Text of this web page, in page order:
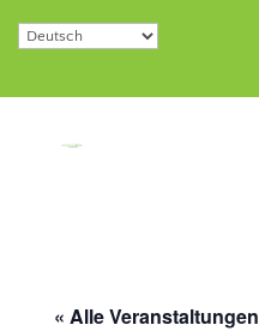
« Alle Veranstaltungen